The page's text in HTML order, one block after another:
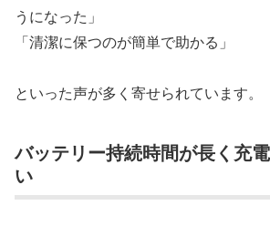
うになった」
「清潔に保つのが簡単で助かる」
といった声が多く寄せられています。
バッテリー持続時間が長く充
い